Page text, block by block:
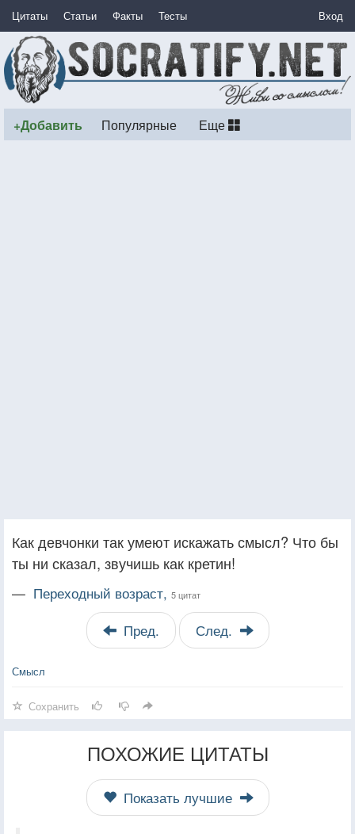
Цитаты Статьи Факты Тесты Вход
+Добавить Популярные Еще
Как девчонки так умеют искажать смысл? Что бы
ты ни сказал, звучишь как кретин!
— Переходный возраст, 5 цитат
Пред. След.
Смысл
Сохранить
ПОХОЖИЕ ЦИТАТЫ
Показать лучшие